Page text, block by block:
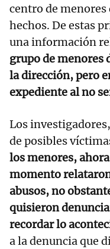
centro de
hechos. De estas
una información
grupo de menores
la dirección, pero
expediente al no
Los
de posibles
los menores,
momento
abusos, no
quisieron
recordar lo
a la denuncia que